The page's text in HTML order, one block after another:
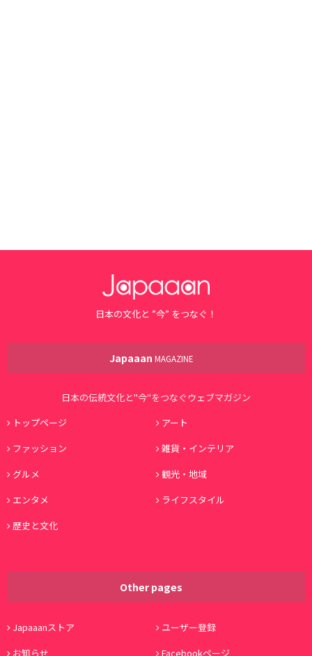
日本の文化と ”今” をつなぐ！
Japaaan MAGAZINE
日本の伝統文化と"今"をつなぐウェブマガジン
トップページ
アート
ファッション
雑貨・インテリア
グルメ
観光・地域
エンタメ
ライフスタイル
歴史と文化
Other pages
Japaaanストア
ユーザー登録
お知らせ
Facebookページ